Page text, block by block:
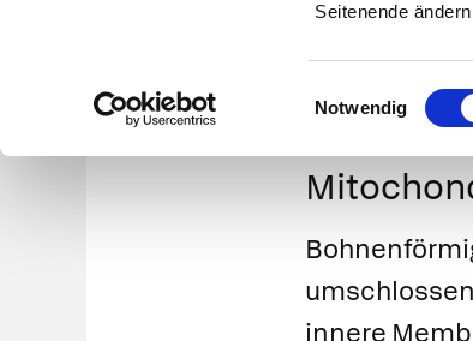
Seitenende
Notwendig
innere